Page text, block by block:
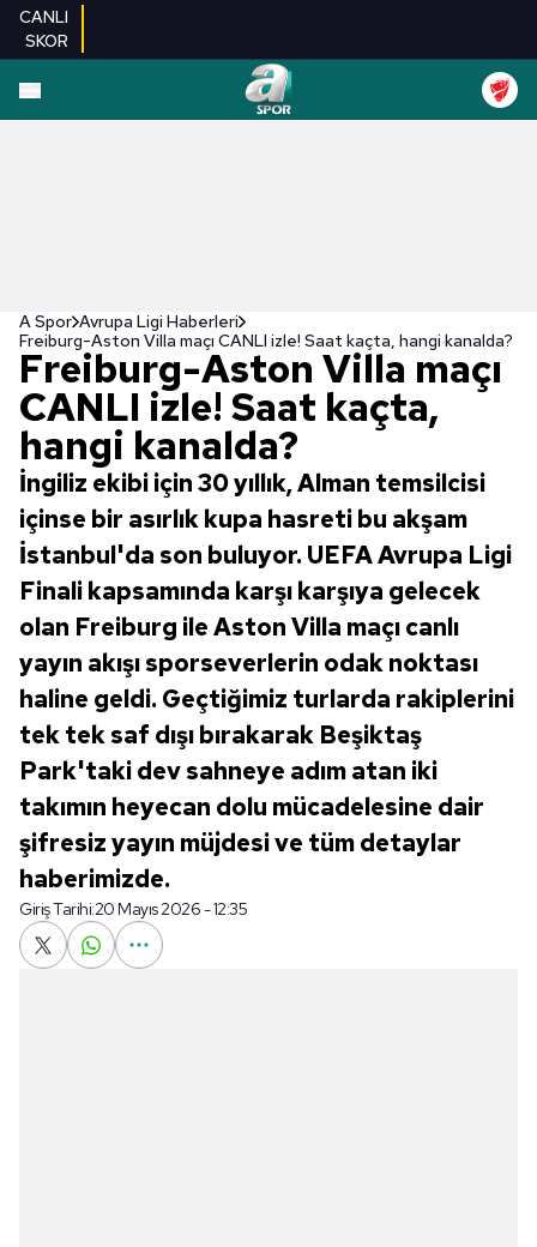
CANLI
SKOR
A Spor Avrupa Ligi Haberleri
Freiburg-Aston Villa maçı CANLI izle! Saat kaçta, hangi kanalda?
Freiburg-Aston Villa maçı
CANLI izle! Saat kaçta,
hangi kanalda?
İngiliz ekibi için 30 yıllık, Alman temsilcisi
içinse bir asırlık kupa hasreti bu akşam
İstanbul'da son buluyor. UEFA Avrupa Ligi
Finali kapsamında karşı karşıya gelecek
olan Freiburg ile Aston Villa maçı canlı
yayın akışı sporseverlerin odak noktası
haline geldi. Geçtiğimiz turlarda rakiplerini
tek tek saf dışı bırakarak Beşiktaş
Park'taki dev sahneye adım atan iki
takımın heyecan dolu mücadelesine dair
şifresiz yayın müjdesi ve tüm detaylar
haberimizde.
Giriş Tarihi:20 Mayıs 2026 - 12:35